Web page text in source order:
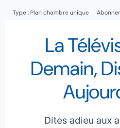
Type : Plan chambre unique
La
Demain,
Dites adieu aux